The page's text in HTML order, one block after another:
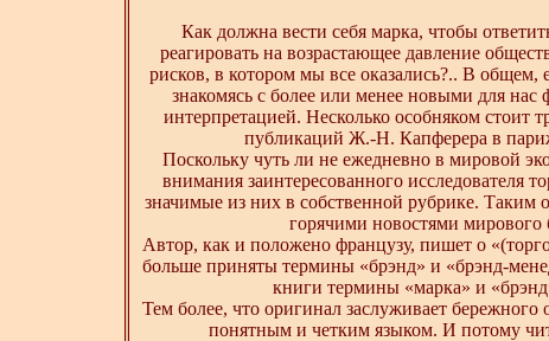
Как должна вести себя марка, чтобы
реагировать на возрастающее давление
рисков, в котором мы все оказались?.. В общем,
знакомясь с более или менее новыми для
интерпретацией. Несколько особняком стоит
публикаций Ж.-Н. Капферера в
Поскольку чуть ли не ежедневно в мировой
внимания заинтересованного исследователя
значимые из них в собственной рубрике. Таким
горячими новостями
Автор, как и положено французу, пишет о
больше приняты термины «брэнд» и «брэнд-
книги термины «марка» и
Тем более, что оригинал заслуживает
понятным и четким языком. И потому